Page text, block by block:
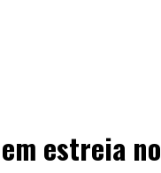
estreia no